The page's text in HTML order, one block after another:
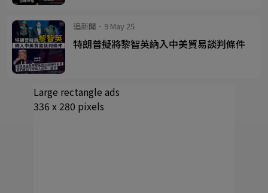
追新聞．9 May 25
特朗普擬將黎智英納入中美貿易談判條件
Large rectangle ads
336 x 280 pixels